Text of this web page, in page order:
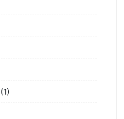
(1)